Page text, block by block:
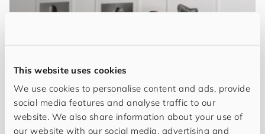
This website uses cookies
We use cookies to personalise content and ads, provide
social media features and analyse traffic to our
website. We also share information about your use of
our website with our social media, advertising and